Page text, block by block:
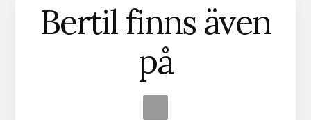
Bertil finns även
på